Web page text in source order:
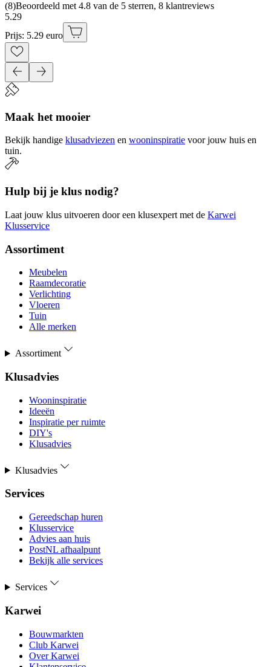
(8)Beoordeeld met 4.8 van de 5 sterren, 8 klantreviews
5.29
Prijs: 5.29 euro
Maak het mooier
Bekijk handige klusadviezen en wooninspiratie voor jouw huis en
tuin.
Hulp bij je klus nodig?
Laat jouw klus uitvoeren door een klusexpert met de Karwei
Klusservice
Assortiment
Meubelen
Raamdecoratie
Verlichting
Vloeren
Tuin
Alle merken
Assortiment
Klusadvies
Wooninspiratie
Ideeën
Inspiratie per ruimte
DIY's
Klusadvies
Klusadvies
Services
Gereedschap huren
Klusservice
Advies aan huis
PostNL afhaalpunt
Bekijk alle services
Services
Karwei
Bouwmarkten
Club Karwei
Over Karwei